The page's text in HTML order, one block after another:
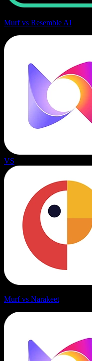
Murf vs Resemble AI
VS
Murf vs Narakeet